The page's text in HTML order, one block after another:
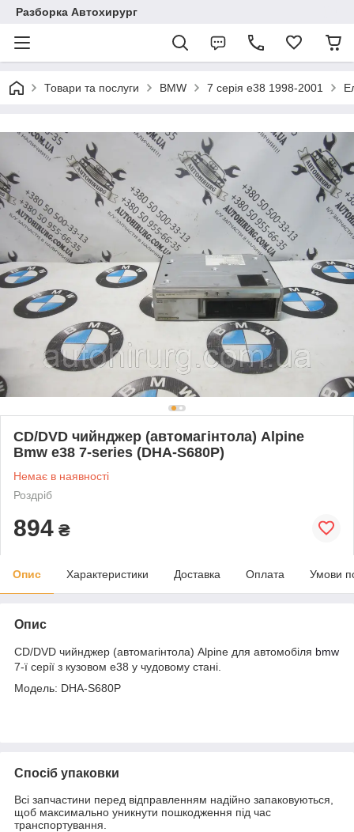
Разборка Автохирург
Товари та послуги BMW 7 серія e38 1998-2001
CD/DVD чийнджер (автомагінтола) Alpine
Bmw e38 7-series (DHA-S680P)
Немає в наявності
Роздріб
894 ₴
Опис Характеристики Доставка Оплата Умови
Опис
CD/DVD чийнджер (автомагінтола) Alpine для автомобіля bmw
7-ї серії з кузовом e38 у чудовому стані.
Модель: DHA-S680P
Спосіб упаковки
Всі запчастини перед відправленням надійно запаковуються,
щоб максимально уникнути пошкодження під час
транспортування.